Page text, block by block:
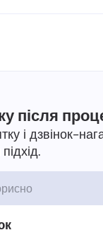
після
і дзвінок-